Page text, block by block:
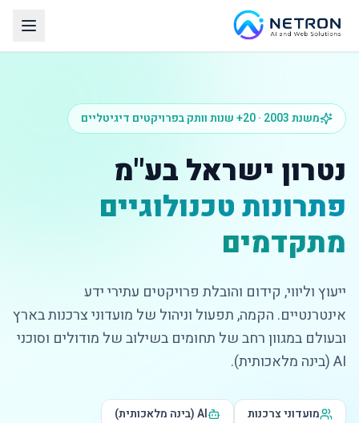
משנת 2003 · 20+ שנות וותק בפרויקטים דיגיטליים
נטרון ישראל בע"מ
פתרונות טכנולוגיים
מתקדמים
ייעוץ וליווי, קידום והובלת פרויקטים עתירי ידע
אינטרנטיים. הקמה, תפעול וניהול של מועדוני צרכנות בארץ
ובעולם במגוון רחב של תחומים בשילוב של מודולים וסוכני
AI (בינה מלאכותית).
מועדוני צרכנות
AI (בינה מלאכותית)